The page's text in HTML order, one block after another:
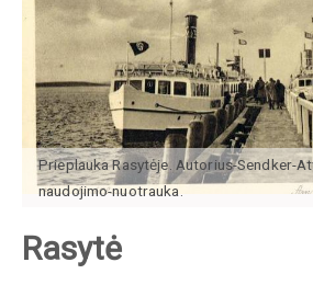
Prieplauka Rasytėje. Autorius-Sendker-
naudojimo-nuotrauka.
Rasytė